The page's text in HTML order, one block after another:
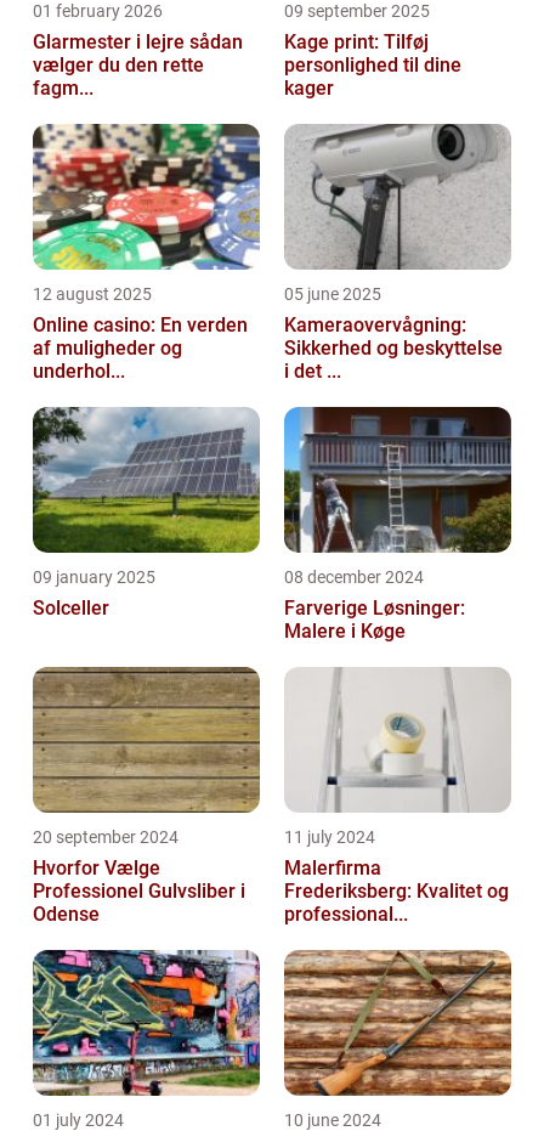
01 february 2026
Glarmester i lejre sådan
vælger du den rette
fagm...
09 september 2025
Kage print: Tilføj
personlighed til dine
kager
12 august 2025
Online casino: En verden
af muligheder og
underhol...
05 june 2025
Kameraovervågning:
Sikkerhed og beskyttelse
i det ...
09 january 2025
Solceller
08 december 2024
Farverige Løsninger:
Malere i Køge
20 september 2024
Hvorfor Vælge
Professionel Gulvsliber i
Odense
11 july 2024
Malerfirma
Frederiksberg: Kvalitet og
professional...
01 july 2024 10 june 2024